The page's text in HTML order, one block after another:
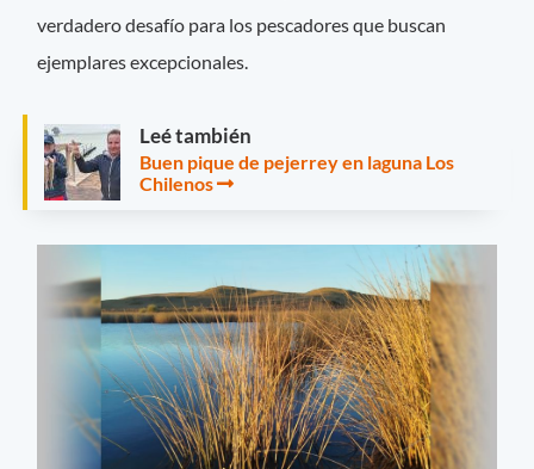
verdadero desafío para los pescadores que buscan
ejemplares excepcionales.
Leé también
Buen pique de pejerrey en laguna Los
Chilenos